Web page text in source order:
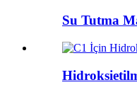
Su Tutma